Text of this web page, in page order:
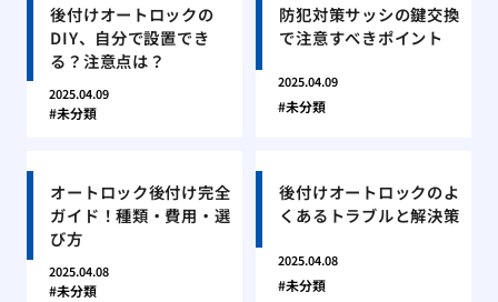
後付けオートロックの
DIY、自分で設置でき
る？注意点は？
2025.04.09
未分類
防犯対策サッシの鍵交換
で注意すべきポイント
2025.04.09
未分類
オートロック後付け完全
ガイド！種類・費用・選
び方
2025.04.08
未分類
後付けオートロックのよ
くあるトラブルと解決策
2025.04.08
未分類